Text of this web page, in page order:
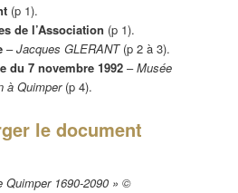
(p 1).
de l’Association (p 1).
–Jacques GLERANT(p 2 à 3).
du 7 novembre 1992–Musée
à Quimper(p 4).
le document
1690-2090 » ©